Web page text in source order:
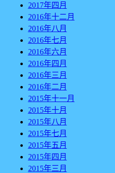
2017年四月
2016年十二月
2016年八月
2016年七月
2016年六月
2016年四月
2016年三月
2016年二月
2015年十一月
2015年十月
2015年八月
2015年七月
2015年五月
2015年四月
2015年三月